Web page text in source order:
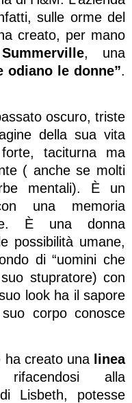
sulle orme del
creato, per mano
, una
odiano le donne”.
oscuro, triste
della sua vita
forte, taciturna ma
( anche se molti
mentali). È un
una memoria
È una donna
possibilità umane,
di “uomini che
stupratore) con
look ha il sapore
corpo conosce
ha creato una linea
alla
Lisbeth, potesse